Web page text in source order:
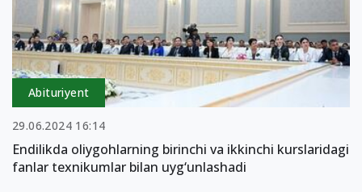
Abituriyent
29.06.2024 16:14
Endilikda oliygohlarning birinchi va ikkinchi kurslaridagi
fanlar texnikumlar bilan uyg‘unlashadi